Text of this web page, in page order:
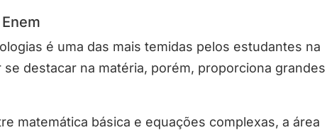
é uma das mais temidas pelos estudantes na
destacar na matéria, porém, proporciona grandes
matemática básica e equações complexas, a área